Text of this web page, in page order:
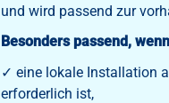
und wird passend zur
Besonders passend,
✓ eine lokale Installation
erforderlich ist,